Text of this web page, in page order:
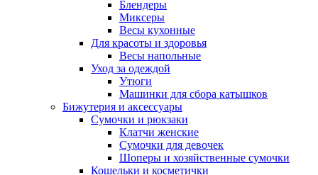
Блендеры
Миксеры
Весы кухонные
Для красоты и здоровья
Весы напольные
Уход за одеждой
Утюги
Машинки для сбора катышков
Бижутерия и аксессуары
Сумочки и рюкзаки
Клатчи женские
Сумочки для девочек
Шоперы и хозяйственные сумочки
Кошельки и косметички